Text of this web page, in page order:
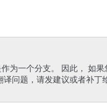
为一个分支。 因此， 如
问题，请发建议或者补